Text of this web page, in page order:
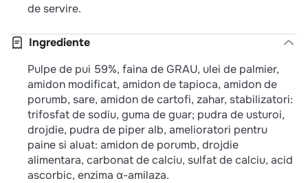
de servire.
Ingrediente
Pulpe de pui 59%, faina de GRAU, ulei de palmier,
amidon modificat, amidon de tapioca, amidon de
porumb, sare, amidon de cartofi, zahar, stabilizatori:
trifosfat de sodiu, guma de guar; pudra de usturoi,
drojdie, pudra de piper alb, amelioratori pentru
paine si aluat: amidon de porumb, drojdie
alimentara, carbonat de calciu, sulfat de calciu, acid
ascorbic, enzima α-amilaza.